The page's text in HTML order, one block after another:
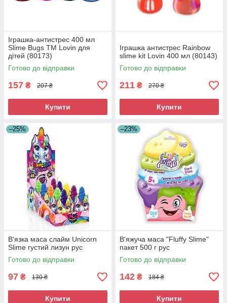
Іграшка-антистрес 400 мл
Slime Bugs ТМ Lovin для
дітей (80173)
Готово до відправки
157 ₴ 207 ₴
Купити
Іграшка антистрес Rainbow
slime kit Lovin 400 мл (80143)
Готово до відправки
211 ₴ 270 ₴
Купити
–25%
В'язка маса слайм Unicorn
Slime густий лизун рус
Готово до відправки
97 ₴ 130 ₴
Купити
–23%
В'яжуча маса "Fluffy Slime"
пакет 500 г рус
Готово до відправки
142 ₴ 184 ₴
Купити